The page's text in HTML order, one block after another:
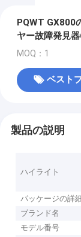
PQWT GX800
ヤー故障発見
MOQ：1
ベスト
製品の説明
ハイライト
パッケージの詳
ブランド名
モデル番号